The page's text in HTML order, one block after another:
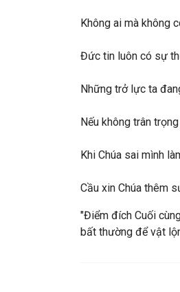
Không ai mà không
Đức tin luôn có sự
Những trở lực ta
Nếu không trân
Khi Chúa sai mình
Cầu xin Chúa thêm
"Điểm đích Cuối
bất thường để vật